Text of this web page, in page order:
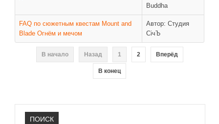
Buddha
FAQ по сюжетным квестам Mount and
Blade Огнём и мечом
Автор: Студия
СiчЪ
В начало Назад 1 2 Вперёд
В конец
ПОИСК